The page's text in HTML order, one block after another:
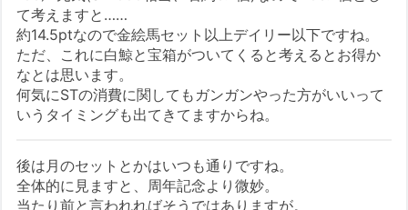
て考えますと……
約14.5ptなので金絵馬セット以上デイリー以下ですね。
ただ、これに白鯨と宝箱がついてくると考えるとお得か
なとは思います。
何気にSTの消費に関してもガンガンやった方がいいって
いうタイミングも出てきてますからね。
後は月のセットとかはいつも通りですね。
全体的に見ますと、周年記念より微妙。
当たり前と言われればそうではありますが。